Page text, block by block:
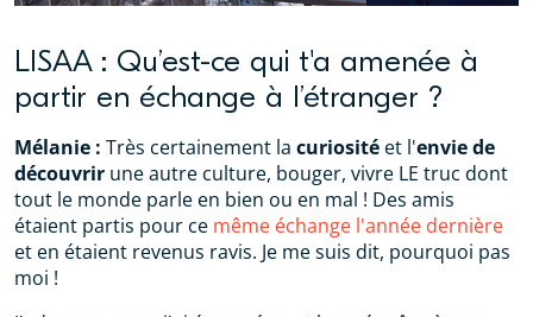
LISAA : Qu’est-ce qui t'a amenée à
partir en échange à l’étranger ?
Mélanie : Très certainement la curiosité et l'envie de
découvrir une autre culture, bouger, vivre LE truc dont
tout le monde parle en bien ou en mal ! Des amis
étaient partis pour ce même échange l'année dernière
et en étaient revenus ravis. Je me suis dit, pourquoi pas
moi !